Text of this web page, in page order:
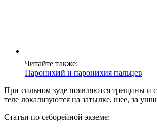
Читайте также:
Паронихий и паронихия пальцев
При сильном зуде появляются трещины и
теле локализуются на затылке, шее, за
Статьи по себорейной экземе: